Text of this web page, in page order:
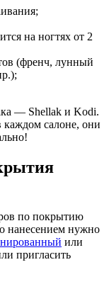
на ногтях от 2
(френч, лунный
— Shellak и Kodi.
каждом салоне, они
по покрытию
нанесением нужно
или
пригласить